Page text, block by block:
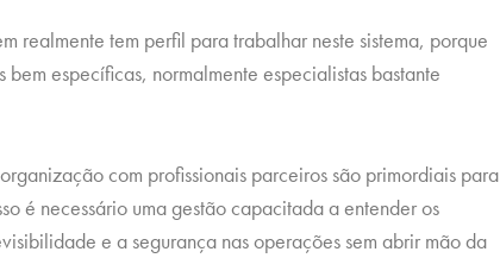
realmente tem perfil para trabalhar neste sistema, porque
específicas, normalmente especialistas bastante
com profissionais parceiros são primordiais para
é necessário uma gestão capacitada a entender os
e a segurança nas operações sem abrir mão da